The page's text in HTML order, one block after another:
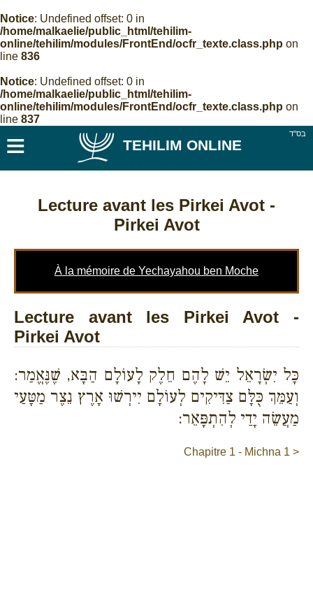
Notice: Undefined offset: 0 in
/home/malkaelie/public_html/tehilim-
online/tehilim/modules/FrontEnd/ocfr_texte.class.php on
line 836
Notice: Undefined offset: 0 in
/home/malkaelie/public_html/tehilim-
online/tehilim/modules/FrontEnd/ocfr_texte.class.php on
line 837
בס''ד ≡ TEHILIM ONLINE
Lecture avant les Pirkei Avot -
Pirkei Avot
À la mémoire de Yechayahou ben Moche
Lecture avant les Pirkei Avot -
Pirkei Avot
כָּל יִשְׂרָאֵל יֵשׁ לָהֶם חֵלֶק לָעוֹלָם הַבָּא, שֶׁנֶּאֱמַר:
וְעַמֵּךְ כֻּלָּם צַדִּיקִים לְעוֹלָם יִירְשׁוּ אָרֶץ נֵצֶר מַטָּעַי
מַעֲשֵׂה יָדַי לְהִתְפָּאֵר:
Chapitre 1 - Michna 1 >